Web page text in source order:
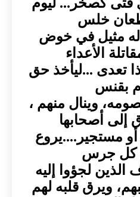
خلس
مثيل في خوض
الأعداء
تعدى ...ليأخذ حق
بقنس
وينال منهم ،
إلى أصحابها
مستجير....يروع
كل جرس
لجؤوا إليه
ويرق قلبه لهم